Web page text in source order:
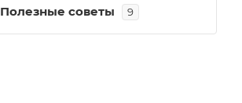
Полезные советы 9